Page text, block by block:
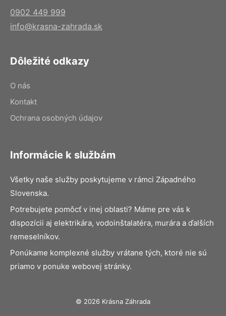
0902 449 999
info@krasna-zahrada.sk
Dôležité odkazy
O nás
Kontakt
Ochrana osobných údajov
Informácie k službám
Všetky naše služby poskytujeme v rámci Západného
Slovenska.
Potrebujete pomôcť v inej oblasti? Máme pre vás k
dispozícii aj elektrikára, vodoinštalatéra, murára a ďalších
remeselníkov.
Ponúkame komplexné služby vrátane tých, ktoré nie sú
priamo v ponuke webovej stránky.
© 2026 Krásna Záhrada